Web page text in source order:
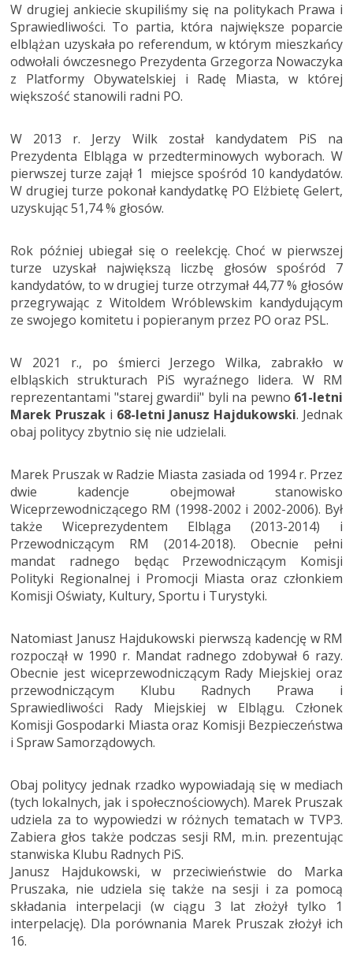
W drugiej ankiecie skupiliśmy się na politykach Prawa i
Sprawiedliwości. To partia, która największe poparcie
elblążan uzyskała po referendum, w którym mieszkańcy
odwołali ówczesnego Prezydenta Grzegorza Nowaczyka
z Platformy Obywatelskiej i Radę Miasta, w której
większość stanowili radni PO.
W 2013 r. Jerzy Wilk został kandydatem PiS na
Prezydenta Elbląga w przedterminowych wyborach. W
pierwszej turze zajął 1 miejsce spośród 10 kandydatów.
W drugiej turze pokonał kandydatkę PO Elżbietę Gelert,
uzyskując 51,74 % głosów.
Rok później ubiegał się o reelekcję. Choć w pierwszej
turze uzyskał największą liczbę głosów spośród 7
kandydatów, to w drugiej turze otrzymał 44,77 % głosów
przegrywając z Witoldem Wróblewskim kandydującym
ze swojego komitetu i popieranym przez PO oraz PSL.
W 2021 r., po śmierci Jerzego Wilka, zabrakło w
elbląskich strukturach PiS wyraźnego lidera. W RM
reprezentantami "starej gwardii" byli na pewno 61-letni
Marek Pruszak i 68-letni Janusz Hajdukowski. Jednak
obaj politycy zbytnio się nie udzielali.
Marek Pruszak w Radzie Miasta zasiada od 1994 r. Przez
dwie kadencje obejmował stanowisko
Wiceprzewodniczącego RM (1998-2002 i 2002-2006). Był
także Wiceprezydentem Elbląga (2013-2014) i
Przewodniczącym RM (2014-2018). Obecnie pełni
mandat radnego będąc Przewodniczącym Komisji
Polityki Regionalnej i Promocji Miasta oraz członkiem
Komisji Oświaty, Kultury, Sportu i Turystyki.
Natomiast Janusz Hajdukowski pierwszą kadencję w RM
rozpoczął w 1990 r. Mandat radnego zdobywał 6 razy.
Obecnie jest wiceprzewodniczącym Rady Miejskiej oraz
przewodniczącym Klubu Radnych Prawa i
Sprawiedliwości Rady Miejskiej w Elblągu. Członek
Komisji Gospodarki Miasta oraz Komisji Bezpieczeństwa
i Spraw Samorządowych.
Obaj politycy jednak rzadko wypowiadają się w mediach
(tych lokalnych, jak i społecznościowych). Marek Pruszak
udziela za to wypowiedzi w różnych tematach w TVP3.
Zabiera głos także podczas sesji RM, m.in. prezentując
stanwiska Klubu Radnych PiS.
Janusz Hajdukowski, w przeciwieństwie do Marka
Pruszaka, nie udziela się także na sesji i za pomocą
składania interpelacji (w ciągu 3 lat złożył tylko 1
interpelację). Dla porównania Marek Pruszak złożył ich
16.